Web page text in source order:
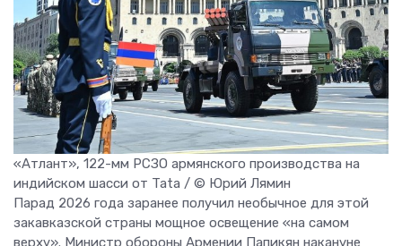
«Атлант», 122-мм РСЗО армянского производства на
индийском шасси от Tata / © Юрий Лямин
Парад 2026 года заранее получил необычное для этой
закавказской страны мощное освещение «на самом
верху». Министр обороны Армении Папикян накануне